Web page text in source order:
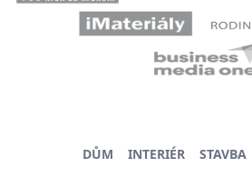
DŮM INTERIÉR STAVBA